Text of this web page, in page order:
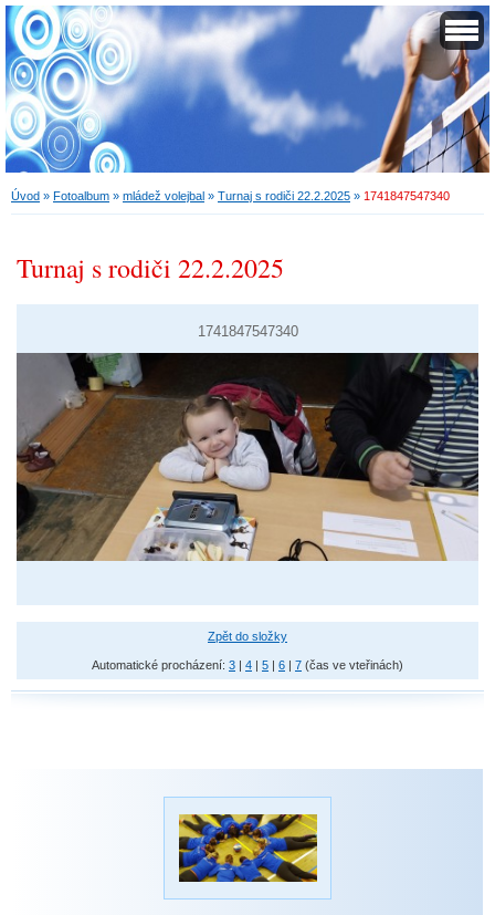
Úvod » Fotoalbum » mládež volejbal » Turnaj s rodiči 22.2.2025 » 1741847547340
Turnaj s rodiči 22.2.2025
1741847547340
Zpět do složky
Automatické procházení: 3 | 4 | 5 | 6 | 7 (čas ve vteřinách)